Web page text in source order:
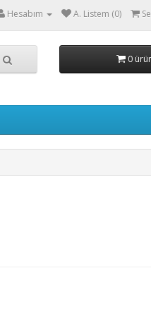
Hesabım A. Listem (0)
0